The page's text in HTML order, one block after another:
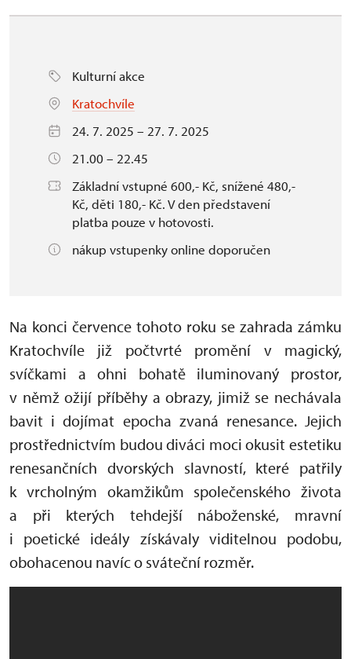
Kulturní akce
Kratochvíle
24. 7. 2025 – 27. 7. 2025
21.00 – 22.45
Základní vstupné 600,- Kč, snížené 480,-
Kč, děti 180,- Kč. V den představení
platba pouze v hotovosti.
nákup vstupenky online doporučen
Na konci července tohoto roku se zahrada zámku
Kratochvíle již počtvrté promění v magický,
svíčkami a ohni bohatě iluminovaný prostor,
v němž ožijí příběhy a obrazy, jimiž se nechávala
bavit i dojímat epocha zvaná renesance. Jejich
prostřednictvím budou diváci moci okusit estetiku
renesančních dvorských slavností, které patřily
k vrcholným okamžikům společenského života
a při kterých tehdejší náboženské, mravní
i poetické ideály získávaly viditelnou podobu,
obohacenou navíc o sváteční rozměr.